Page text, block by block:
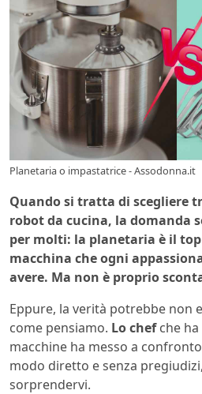
Planetaria o impastatrice - Assodonna.it
Quando si tratta di scegliere
robot da cucina, la domanda
per molti: la planetaria è il
macchina che ogni
avere. Ma non è proprio
Eppure, la verità potrebbe non
come pensiamo. Lo chefche ha
macchine ha messo a
modo diretto e senza
sorprendervi.